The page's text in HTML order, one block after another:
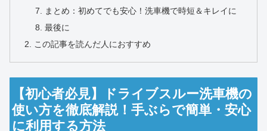
まとめ：初めてでも安心！洗車機で時短＆キレイに
最後に
この記事を読んだ人におすすめ
【初心者必見】ドライブスルー洗車機の
使い方を徹底解説！手ぶらで簡単・安心
に利用する方法